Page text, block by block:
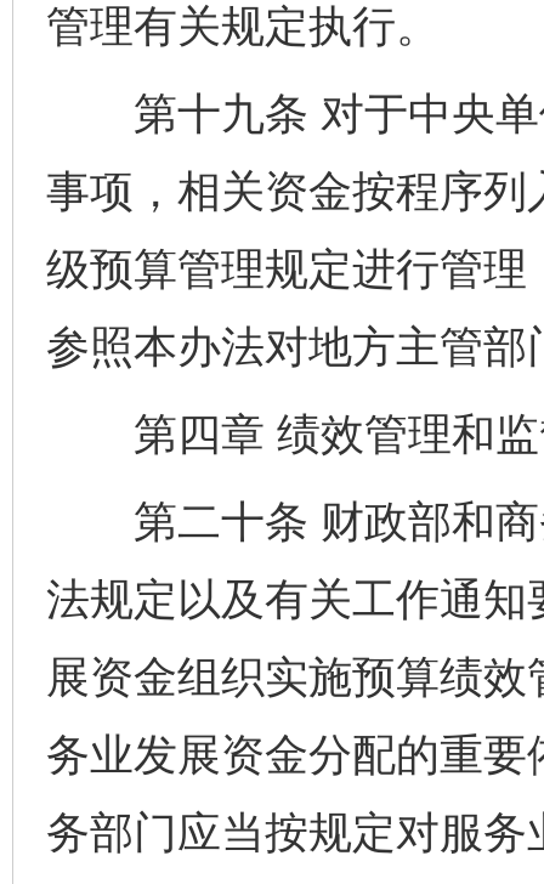
管理有关规定执行。
第十九条 对于中央单
事项，相关资金按程序
级预算管理规定进行管
参照本办法对地方主管
第四章 绩效管理和
第二十条 财政部和商
法规定以及有关工作通
展资金组织实施预算绩
务业发展资金分配的重
务部门应当按规定对服